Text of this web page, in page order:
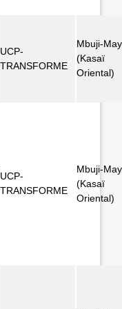
UCP-
TRANSFORME
Mbuji-
(Kasaï
Oriental)
UCP-
TRANSFORME
Mbuji-
(Kasaï
Oriental)